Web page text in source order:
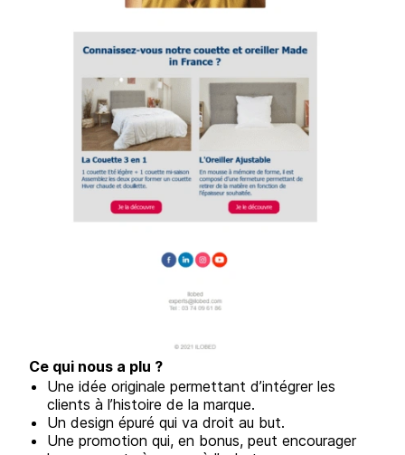
Ce qui nous a plu ?
Une idée originale permettant d’intégrer les
clients à l’histoire de la marque.
Un design épuré qui va droit au but.
Une promotion qui, en bonus, peut encourager